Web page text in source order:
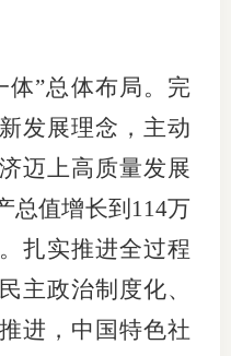
体”总体布局。完
发展理念，主动
迈上高质量发展
总值增长到114万
扎实推进全过程
主政治制度化、
进，中国特色社